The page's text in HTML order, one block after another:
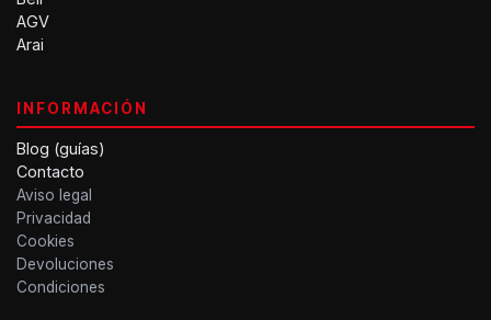
AGV
Arai
INFORMACIÓN
Blog (guías)
Contacto
Aviso legal
Privacidad
Cookies
Devoluciones
Condiciones